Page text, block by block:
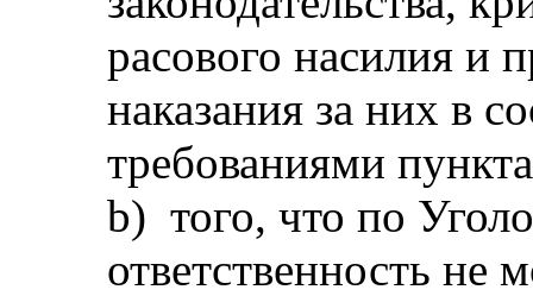
расового насилия и
наказания за них в
требованиями
b) того, что по
ответственность не